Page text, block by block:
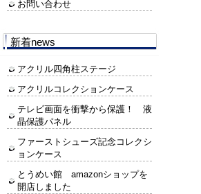
お問い合わせ
新着news
アクリル四角柱ステージ
アクリルコレクションケース
テレビ画面を衝撃から保護！ 液
晶保護パネル
ファーストシューズ記念コレクシ
ョンケース
とうめい館 amazonショップを
開店しました